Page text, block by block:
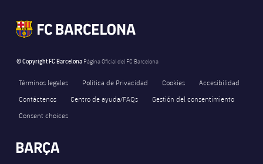
© Copyright FC Barcelona Página Oficial del FC Barcelona
Términos legales Política de Privacidad Cookies
Accesibilidad
Contáctenos
Centro de ayuda/FAQs
Gestión del consentimiento
Consent choices